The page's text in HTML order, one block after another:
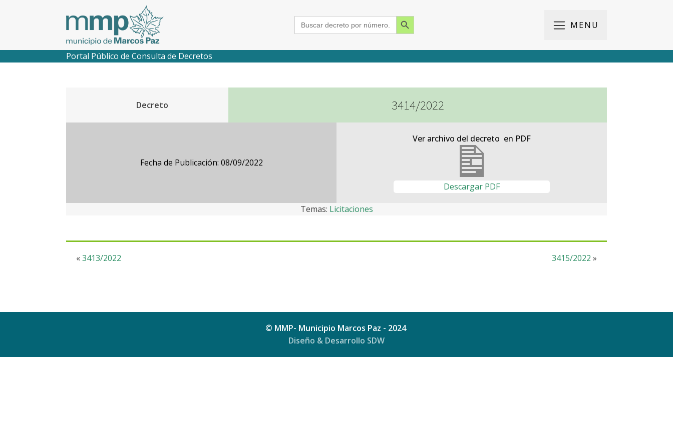
Search
for:
Search Button
MENU
2018
2017
2016
2015
Portal Público de Consulta de Decretos
Decreto 3414/2022
Fecha de Publicación: 08/09/2022
Ver archivo del decreto en PDF
Descargar PDF
Temas: Licitaciones
«3413/2022 3415/2022 »
© MMP- Municipio Marcos Paz - 2024
Diseño & Desarrollo SDW